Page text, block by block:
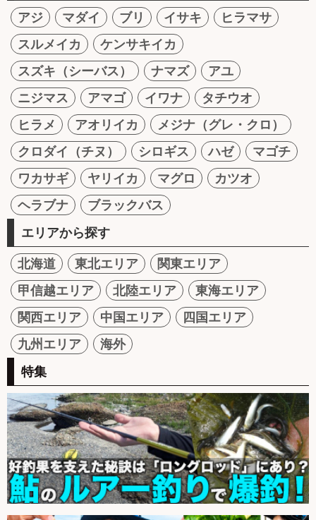
アジ マダイ ブリ イサキ
ヒラマサ
スルメイカ
ケンサキイカ
スズキ（シーバス）
ナマズ
アユ
ニジマス
アマゴ イワナ
タチウオ
ヒラメ
アオリイカ
メジナ（グレ・クロ）
クロダイ（チヌ）
シロギス ハゼ
マゴチ
ワカサギ
ヤリイカ マグロ
カツオ
ヘラブナ
ブラックバス
エリアから探す
北海道 東北エリア
関東エリア
甲信越エリア
北陸エリア
東海エリア
関西エリア
中国エリア
四国エリア
九州エリア
海外
特集